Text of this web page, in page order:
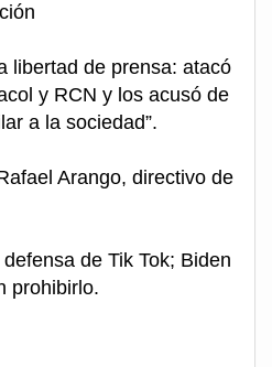
libertad de prensa: atacó
y RCN y los acusó de
a la sociedad”.
Arango, directivo de
de Tik Tok; Biden
prohibirlo.